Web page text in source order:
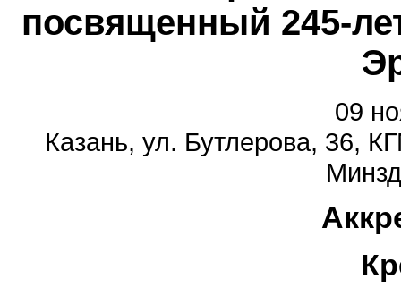
посвященный 245-
09
Казань, ул. Бутлерова,